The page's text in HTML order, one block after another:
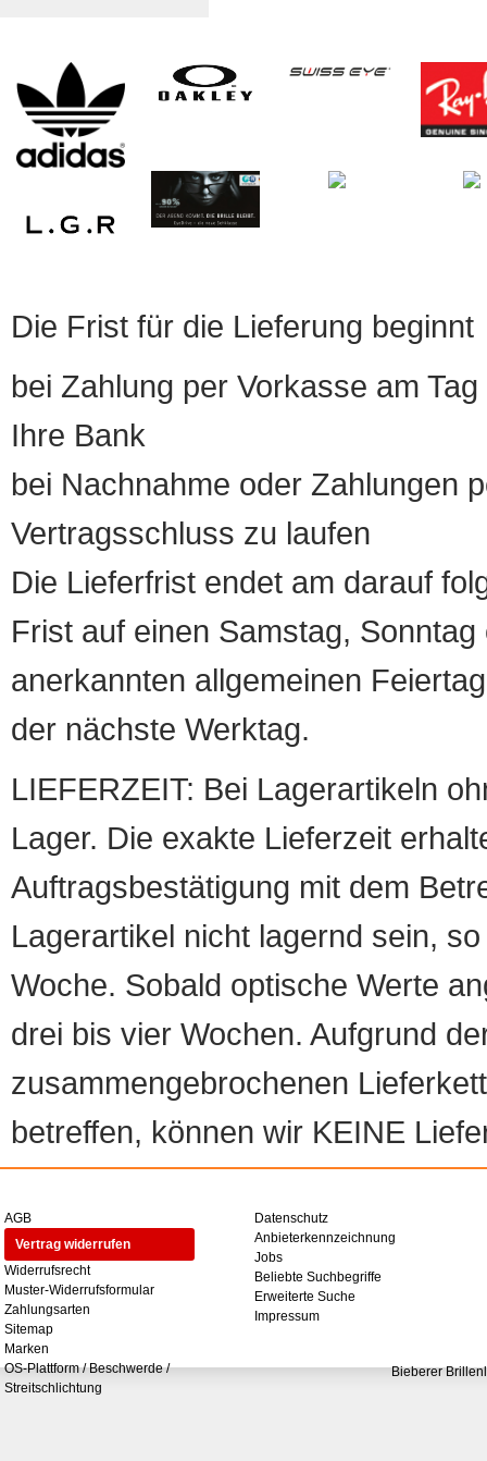
Die Frist für die Lieferung beginnt
bei Zahlung per Vorkasse am
Ihre Bank
bei Nachnahme oder Zahlungen
Vertragsschluss zu laufen
Die Lieferfrist endet am darauf
Frist auf einen Samstag,
anerkannten allgemeinen
der nächste Werktag.
LIEFERZEIT: Bei Lagerartikeln
Lager. Die exakte Lieferzeit
Auftragsbestätigung mit dem
Lagerartikel nicht lagernd sein,
Woche. Sobald optische Werte
drei bis vier Wochen. Aufgrund
zusammengebrochenen
betreffen, können wir KEINE
AGB
Vertrag widerrufen
Widerrufsrecht
Muster-Widerrufsformular
Zahlungsarten
Sitemap
Marken
OS-Plattform / Beschwerde /
Streitschlichtung
Datenschutz
Anbieterkennzeichnung
Jobs
Beliebte Suchbegriffe
Erweiterte Suche
Impressum
Bieberer